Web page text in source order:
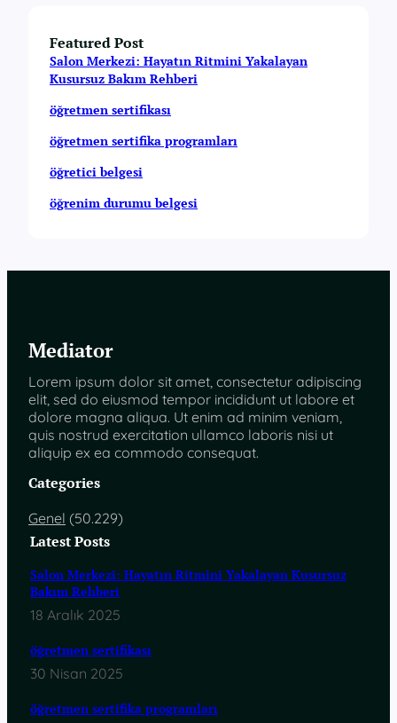
Featured Post
Salon Merkezi: Hayatın Ritmini Yakalayan
Kusursuz Bakım Rehberi
öğretmen sertifikası
öğretmen sertifika programları
öğretici belgesi
öğrenim durumu belgesi
Mediator
Lorem ipsum dolor sit amet, consectetur adipiscing
elit, sed do eiusmod tempor incididunt ut labore et
dolore magna aliqua. Ut enim ad minim veniam,
quis nostrud exercitation ullamco laboris nisi ut
aliquip ex ea commodo consequat.
Categories
Genel (50.229)
Latest Posts
Salon Merkezi: Hayatın Ritmini Yakalayan Kusursuz
Bakım Rehberi
18 Aralık 2025
öğretmen sertifikası
30 Nisan 2025
öğretmen sertifika programları